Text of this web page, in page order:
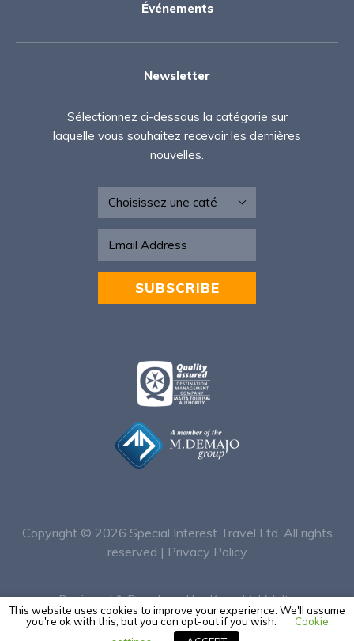
Événements
Newsletter
Sélectionnez ci-dessous la catégorie sur
laquelle vous souhaitez recevoir les dernières
nouvelles.
Newsletter - FR
SUBSCRIBE
Copyright © 2026 Special Interest Travel Ltd. All rights
reserved | Privacy Policy
Designed & Developed by Keen Ltd Malta
This website uses cookies to improve your experience. We'll assume
you're ok with this, but you can opt-out if you wish.
Cookie